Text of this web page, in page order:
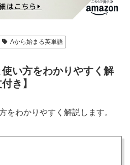
Aから始まる英単語
い方をわかりやすく解
き】
をわかりやすく解説します。